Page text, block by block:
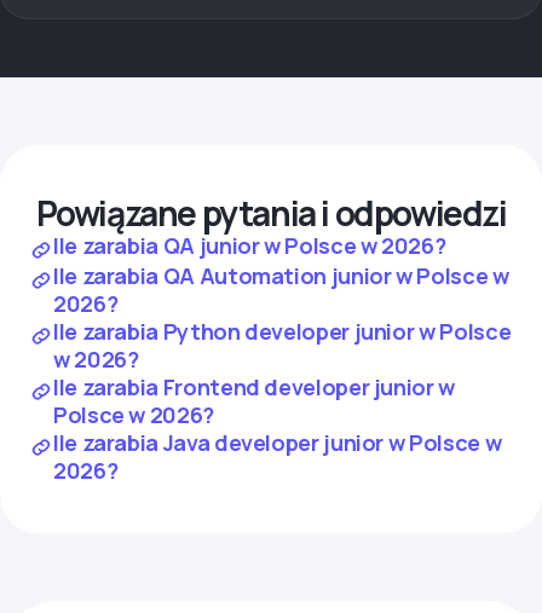
Powiązane pytania i odpowiedzi
Ile zarabia QA junior w Polsce w 2026?
Ile zarabia QA Automation junior w Polsce w
2026?
Ile zarabia Python developer junior w Polsce
w 2026?
Ile zarabia Frontend developer junior w
Polsce w 2026?
Ile zarabia Java developer junior w Polsce w
2026?